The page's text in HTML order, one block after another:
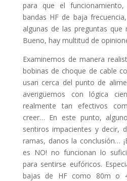
para que el
bandas HF de baja
algunas de las preguntas que
Bueno, hay multitud de
Examinemos de manera
bobinas de choque de cable
usan cerca del punto de
averigüemos con lógica
realmente tan efectivos
creer… En este punto,
sentiros impacientes y decir,
ramas, danos la conclusión…
es NO! no funcionan lo
para sentirse eufóricos.
bajas de HF como 80m o